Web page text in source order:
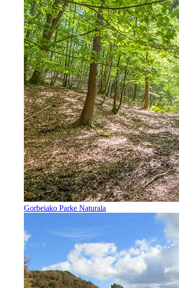
Gorbeiako Parke Naturala